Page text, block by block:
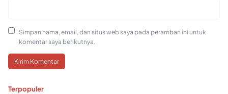
Simpan nama, email, dan situs web saya pada peramban ini untuk
komentar saya berikutnya.
Terpopuler